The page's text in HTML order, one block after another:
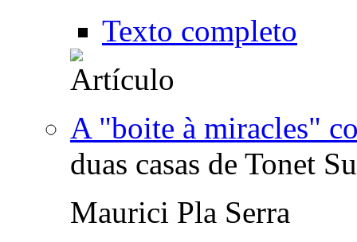
Texto completo
A "boite à miracles"
duas casas de Tonet
Maurici Pla Serra